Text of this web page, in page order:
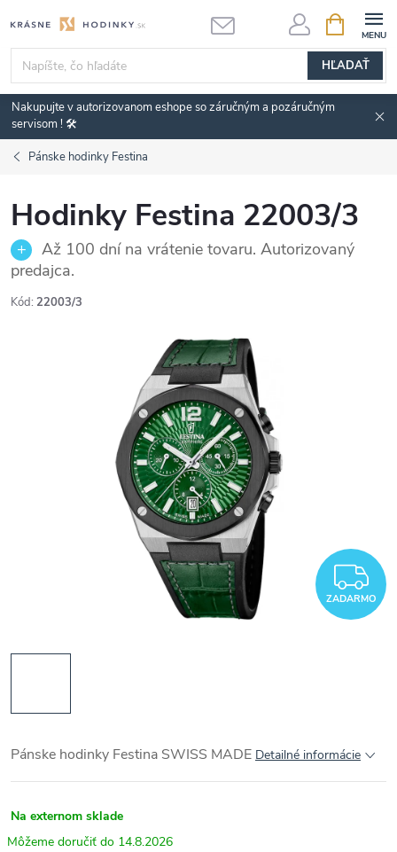
na
obsah
HĽADAŤ
KOŠÍK
Nakupujte v autorizovanom eshope so záručným a pozáručným
servisom ! 🛠️
Pánske hodinky Festina
Hodinky Festina 22003/3
Až 100 dní na vrátenie tovaru. Autorizovaný
predajca.
Kód: 22003/3
ZADARMO
Pánske hodinky Festina SWISS MADE Detailné informácie
Na externom sklade
14.8.2026